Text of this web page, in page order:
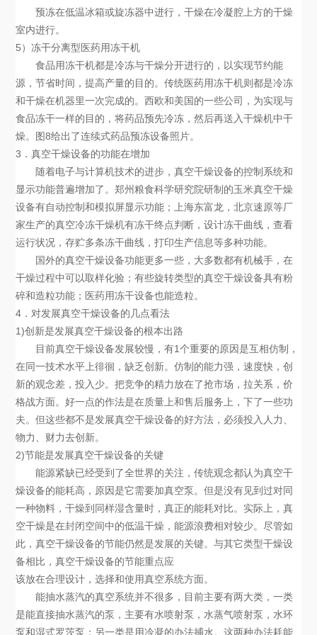
预冻在低温冰箱或旋冻器中进行，干燥在冷凝腔上方的干燥
室内进行。
5）冻干分离型医药用冻干机
食品用冻干机都是冷冻与干燥分开进行的，以实现节约能
源，节省时间，提高产量的目的。传统医药用冻干机则都是冷冻
和干燥在机器里一次完成的。西欧和美国的一些公司，为实现与
食品冻干一样的目的，将药品预先冷冻，然后再送入干燥机中干
燥。图8给出了连续式药品预冻设备照片。
3．真空干燥设备的功能在增加
随着电子与计算机技术的进步，真空干燥设备的控制系统和
显示功能普遍增加了。郑州粮食科学研究院研制的玉米真空干燥
设备有自动控制和模拟屏显示功能；上海东富龙，北京速原等厂
家生产的真空冷冻干燥机有冻干终点判断，设计冻干曲线，查看
运行状况，存贮多条冻干曲线，打印生产信息等多种功能。
国外的真空干燥设备功能更多一些，大多数都有机械手，在
干燥过程中可以取样化验；有些旋转类型的真空干燥设备具有粉
碎和造粒功能；医药用冻干设备也能造粒。
4．对发展真空干燥设备的几点看法
1)创新是发展真空干燥设备的根本出路
目前真空干燥设备发展较慢，有1个重要的原因是互相仿制，
在同一技术水平上徘徊，缺乏创新。仿制的能力强，速度快，创
新的观念差，投入少。把竞争的精力放在了抢市场，拉关系，价
格战方面。好一点的作法是在质量上和售后服务上，下了一些功
夫。但这些都不是发展真空干燥设备的好方法，必须投入人力、
物力、财力去创新。
2)节能是发展真空干燥设备的关键
能源紧缺已经受到了全世界的关注，传统观念都认为真空干
燥设备的能耗高，原因是它需要加真空泵。但是没有见到过对同
一种物料，干燥到同样湿含量时，真正的能耗对比。实际上，真
空干燥是在封闭空间中的低温干燥，能源浪费相对较少。尽管如
此，真空干燥设备的节能仍然是发展的关键。与其它类型干燥设
备相比，真空干燥设备的节能重点应
该放在合理设计，选择和使用真空系统方面。
能抽水蒸汽的真空系统并不很多，目前主要有两大类，一类
是能直接抽水蒸汽的泵，主要有水喷射泵，水蒸气喷射泵，水环
泵和湿式罗茨泵；另一类是用冷凝的办法捕水。这两种办法耗能